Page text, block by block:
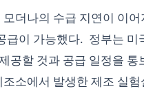
더나의 수급 지연이 이
급이 가능했다. 정부는
공할 것과 공급 일정을
소에서 발생한 제조 실